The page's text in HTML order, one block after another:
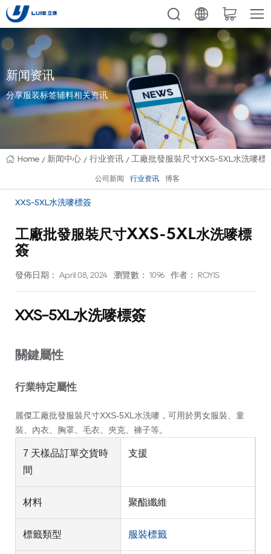
新闻资讯
分享服装标签辅料相关资讯
Home 新闻中心 行业资讯 工廠批發服裝尺寸XXS-5XL水洗嘜標
公司新闻 行业资讯 博客
XXS-5XL水洗嘜標簽
工廠批發服裝尺寸XXS-5XL水洗嘜標
簽
發佈日期： April 08, 2024 瀏覽數： 1096 作者： ROYIS
XXS-5XL水洗嘜標簽
關鍵屬性
行業特定屬性
麗傑工廠批發服裝尺寸XXS-5XL水洗嘜 ，可用於男女服裝、童
裝、內衣、胸罩、毛衣、夾克、褲子等。
7 天樣品訂單交貨時
間
支援
材料 聚酯纖維
標籤類型 服裝標籤